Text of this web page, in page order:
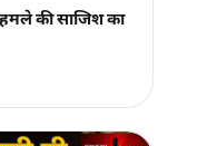
की साजिश का